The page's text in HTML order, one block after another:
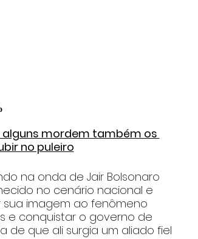
alguns mordem também os
no puleiro
na onda de Jair Bolsonaro
no cenário nacional e
imagem ao fenômeno
e conquistar o governo de
de que ali surgia um aliado fiel